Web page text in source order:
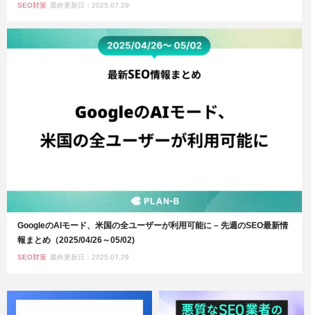
SEO対策 最終更新日：2025.07.29
GoogleのAIモード、米国の全ユーザーが利用可能に – 先週のSEO最新情
報まとめ（2025/04/26～05/02)
SEO対策 最終更新日：2025.07.29